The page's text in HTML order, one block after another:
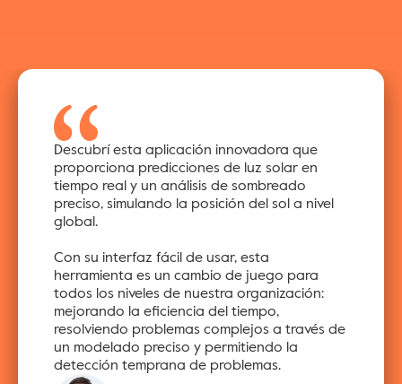
Descubrí esta aplicación innovadora que
proporciona predicciones de luz solar en
tiempo real y un análisis de sombreado
preciso, simulando la posición del sol a nivel
global.
Con su interfaz fácil de usar, esta
herramienta es un cambio de juego para
todos los niveles de nuestra organización:
mejorando la eficiencia del tiempo,
resolviendo problemas complejos a través de
un modelado preciso y permitiendo la
detección temprana de problemas.